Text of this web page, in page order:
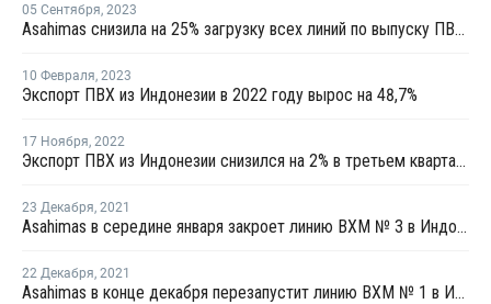
05 Сентября, 2023
Asahimas снизила на 25% загрузку всех линий по выпуску ПВХ в Индонезии
10 Февраля, 2023
Экспорт ПВХ из Индонезии в 2022 году вырос на 48,7%
17 Ноября, 2022
Экспорт ПВХ из Индонезии снизился на 2% в третьем квартале
23 Декабря, 2021
Asahimas в середине января закроет линию ВХМ № 3 в Индонезии на плановую профилактику
22 Декабря, 2021
Asahimas в конце декабря перезапустит линию ВХМ № 1 в Индонезии